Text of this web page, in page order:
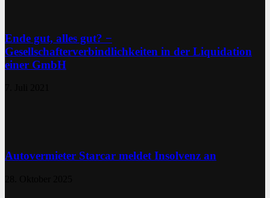
Ende gut, alles gut? −
Gesellschafterverbindlichkeiten in der Liquidation
einer GmbH
Autovermieter Starcar meldet Insolvenz an